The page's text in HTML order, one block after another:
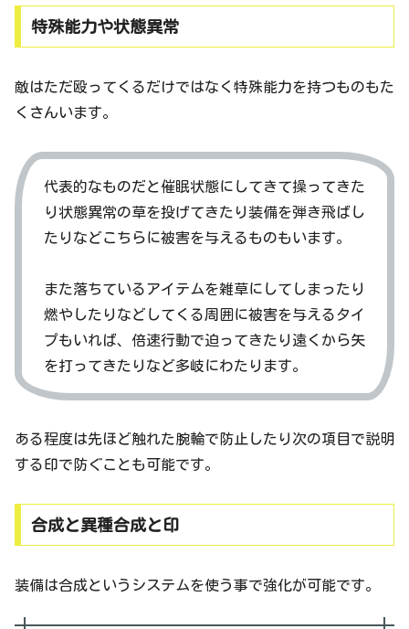
特殊能力や状態異常
敵はただ殴ってくるだけではなく特殊能力を持つものもた
くさんいます。
代表的なものだと催眠状態にしてきて操ってきた
り状態異常の草を投げてきたり装備を弾き飛ばし
たりなどこちらに被害を与えるものもいます。
また落ちているアイテムを雑草にしてしまったり
燃やしたりなどしてくる周囲に被害を与えるタイ
プもいれば、倍速行動で迫ってきたり遠くから矢
を打ってきたりなど多岐にわたります。
ある程度は先ほど触れた腕輪で防止したり次の項目で説明
する印で防ぐことも可能です。
合成と異種合成と印
装備は合成というシステムを使う事で強化が可能です。